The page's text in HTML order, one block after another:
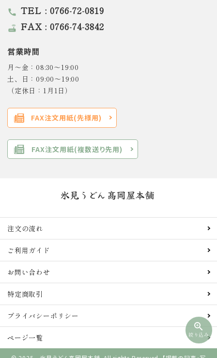
zoom_in
絞り込み
call TEL : 0766-72-0819
router FAX : 0766-74-3842
営業時間
月～金：08:30～19:00
土、日：09:00～19:00
（定休日：1月1日）
FAX注文用紙(先様用)
FAX注文用紙(複数送り先用)
注文の流れ
ご利用ガイド
お問い合わせ
特定商取引
プライバシーポリシー
ページ一覧